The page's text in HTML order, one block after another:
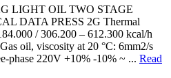
LIGHT OIL TWO STAGE
DATA PRESS 2G Thermal
/ 306.200 – 612.300 kcal/h
oil, viscosity at 20 °C: 6mm2/s
phase 220V +10% -10% ~ ... Read